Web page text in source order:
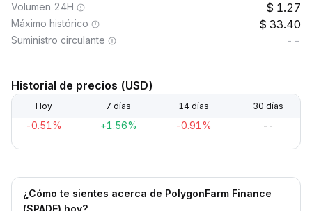
Volumen 24H 1.27
Máximo histórico 33.40
Suministro circulante --
Historial de precios (USD)
Hoy 7 días 14 días 30 días
-0.51% +1.56% -0.91% --
¿Cómo te sientes acerca de PolygonFarm Finance
(SPADE) hoy?